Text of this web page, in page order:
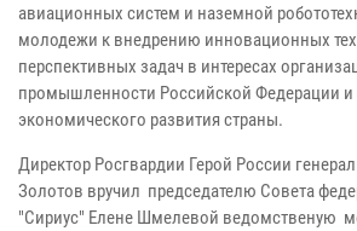
авиационных систем и наземной
молодежи к внедрению инновационных
перспективных задач в интересах
промышленности Российской Федерации и
экономического развития страны.
Директор Росгвардии Герой России
Золотов вручил председателю Совета
"Сириус" Елене Шмелевой ведомственую